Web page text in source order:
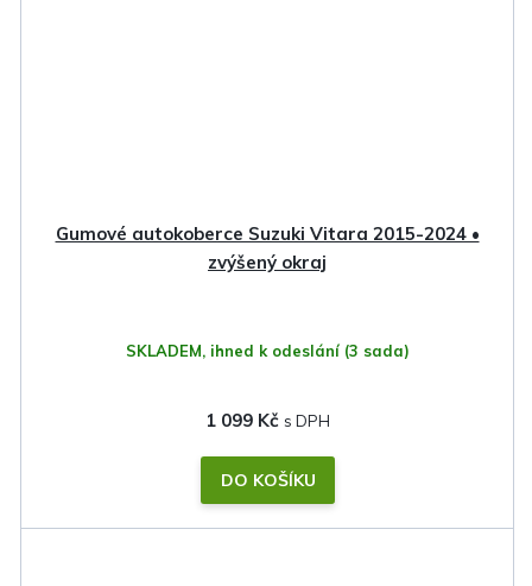
Gumové autokoberce Suzuki Vitara 2015-2024 •
zvýšený okraj
SKLADEM, ihned k odeslání (3 sada)
1 099 Kč
DO KOŠÍKU